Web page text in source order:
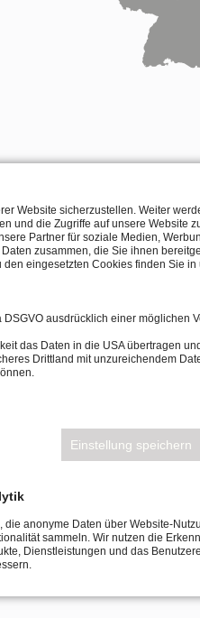
Website sicherzustellen. Weiter
und die Zugriffe auf unsere Website
Partner für soziale Medien,
zusammen, die Sie ihnen
eingesetzten Cookies finden Sie in
ausdrücklich einer möglichen
das Daten in die USA übertragen
Drittland mit unzureichendem
Einstellung speichern
die anonyme Daten über Website-
sammeln. Wir nutzen die
Dienstleistungen und das